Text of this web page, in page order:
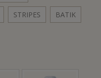
STRIPES BATIK